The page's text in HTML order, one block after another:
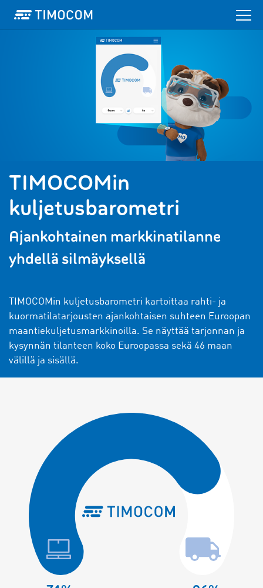
TIMOCOMin
kuljetusbarometri
Ajankohtainen markkinatilanne
yhdellä silmäyksellä
TIMOCOMin kuljetusbarometri kartoittaa rahti- ja
kuormatilatarjousten ajankohtaisen suhteen Euroopan
maantiekuljetusmarkkinoilla. Se näyttää tarjonnan ja
kysynnän tilanteen koko Euroopassa sekä 46 maan
välillä ja sisällä.